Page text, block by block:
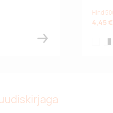
Hind
4,45 €